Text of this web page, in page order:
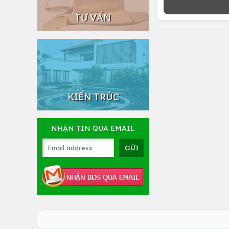
TƯ VẤN
KIẾN TRÚC
NHẬN TIN QUA EMAIL